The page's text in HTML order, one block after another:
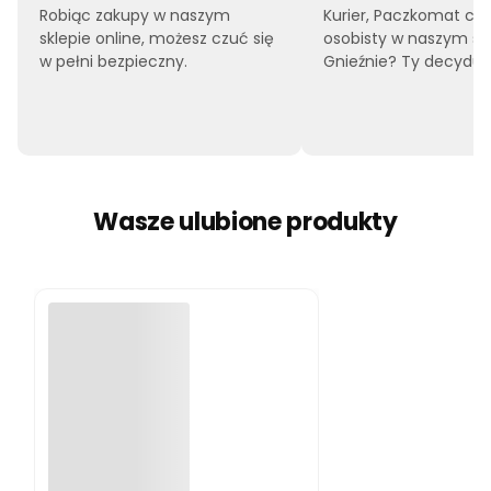
Robiąc zakupy w naszym
sklepie online, możesz czuć się
w pełni bezpieczny.
Kurier, Paczkomat
osobisty w naszym
Gnieźnie? Ty
Wasze ulubione produkty